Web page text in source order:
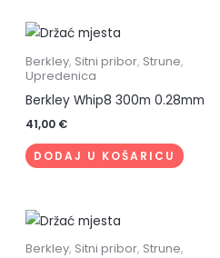
Berkley, Sitni pribor, Strune,
Upredenica
Berkley Whip8 300m 0.28mm
41,00 €
DODAJ U KOŠARICU
Berkley, Sitni pribor, Strune,